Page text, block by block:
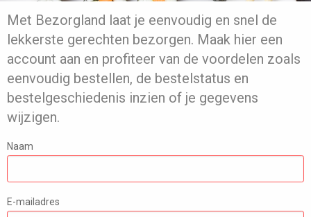
Met Bezorgland laat je eenvoudig en snel de
lekkerste gerechten bezorgen. Maak hier een
account aan en profiteer van de voordelen zoals
eenvoudig bestellen, de bestelstatus en
bestelgeschiedenis inzien of je gegevens
wijzigen.
Naam
E-mailadres